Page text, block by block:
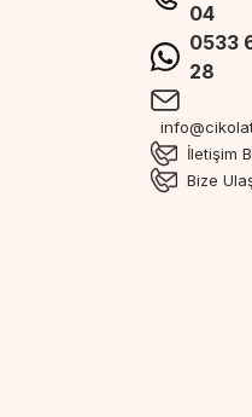
04
0533
28
İletişim
Bize